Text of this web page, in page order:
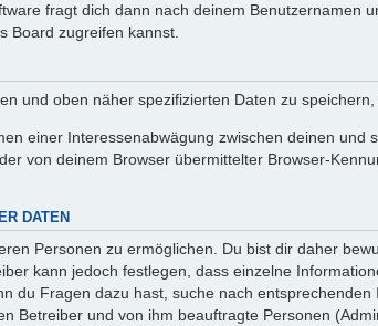
fragt dich dann nach deinem
Board zugreifen kannst.
und oben näher spezifizierten Daten zu
einer Interessenabwägung zwischen deinen
von deinem Browser übermittelter Browser-
DATEN
Personen zu ermöglichen. Du bist dir daher
kann jedoch festlegen, dass einzelne
du Fragen dazu hast, suche nach
Betreiber und von ihm beauftragte Personen